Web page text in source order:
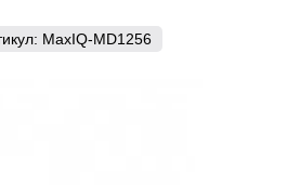
MaxIQ-MD1256